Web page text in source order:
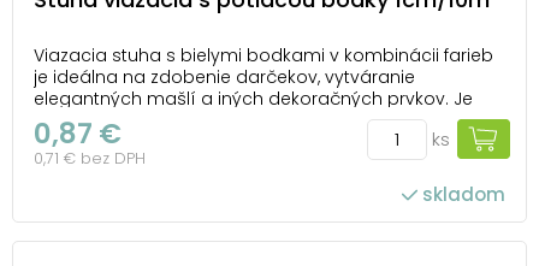
Viazacia stuha s bielymi bodkami v kombinácii farieb
je ideálna na zdobenie darčekov, vytváranie
elegantných mašlí a iných dekoračných prvkov. Je
skvelým doplnkom slávnostných balení na
narodeniny, Vianoce alebo svadby, ktorým dodá
hravý a štýlový vzhľad. Ideálna voľba na kreatívne
0,87 €
0,71 € bez DPH
ks
skladom